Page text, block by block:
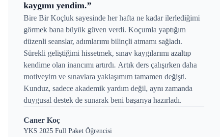
kaygımı yendim.”
Bire Bir Koçluk sayesinde her hafta ne kadar ilerlediğimi
görmek bana büyük güven verdi. Koçumla yaptığım
düzenli seanslar, adımlarımı bilinçli atmamı sağladı.
Sürekli geliştiğimi hissetmek, sınav kaygılarımı azaltıp
kendime olan inancımı artırdı. Artık ders çalışırken daha
motiveyim ve sınavlara yaklaşımım tamamen değişti.
Kunduz, sadece akademik yardım değil, aynı zamanda
duygusal destek de sunarak beni başarıya hazırladı.
Caner Koç
YKS 2025 Full Paket Öğrencisi